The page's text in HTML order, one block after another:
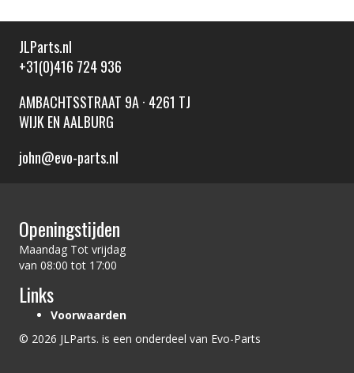
JLParts.nl
+31(0)416 724 936
AMBACHTSSTRAAT 9A · 4261 TJ
WIJK EN AALBURG
john@evo-parts.nl
Openingstijden
Maandag Tot vrijdag
van 08:00 tot 17:00
Links
Voorwaarden
© 2026 JLParts. is een onderdeel van Evo-Parts